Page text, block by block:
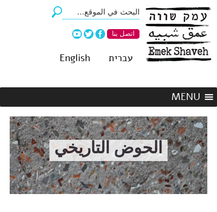
اتصل بنا
עברית English
الحوض التاريخي